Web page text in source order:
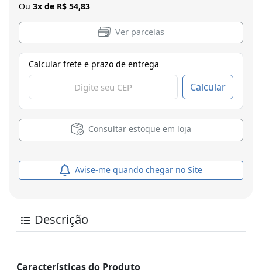
Ou 3x de R$ 54,83
Ver parcelas
Calcular frete e prazo de entrega
Calcular
Consultar estoque em loja
Avise-me quando chegar no Site
Descrição
Características do Produto